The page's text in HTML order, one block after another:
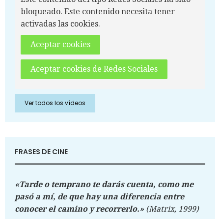
bloqueado. Este contenido necesita tener
activadas las cookies.
Aceptar cookies
Aceptar cookies de Redes Sociales
Ver todos los vídeos
FRASES DE CINE
«Tarde o temprano te darás cuenta, como me
pasó a mí, de que hay una diferencia entre
conocer el camino y recorrerlo.» (Matrix, 1999)